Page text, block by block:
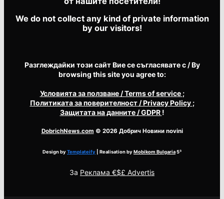
We do not collect any kind of private information
by our visitors!
Разглеждайки този сайт Вие се съгласявате с / By
browsing this site you agree to:
Условията за ползване/ Terms of service ;
Политиката за поверителност/ Privacy Policy ;
Защитата на данните/ GDPR !
DobrichNews.com © 2026 Добрич Новини novini
Design byTemplateify | Realisation byMobikom Bulgaria5³
За Реклама €$£ Advertis